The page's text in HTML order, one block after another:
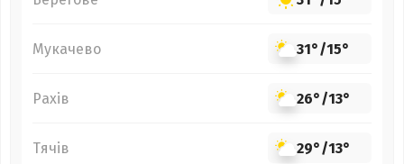
Мукачево 31°/15°
Рахів 26°/13°
Тячів 29°/13°